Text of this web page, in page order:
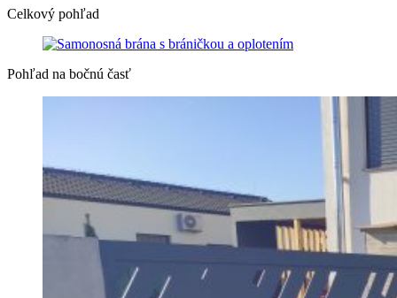
Celkový pohľad
Pohľad na bočnú časť